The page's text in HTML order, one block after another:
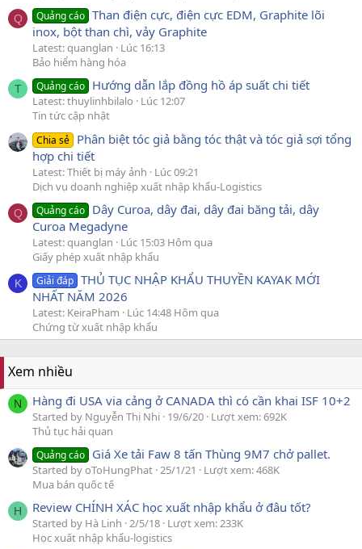
Q Quảng cáo Than điện cực, điện cực EDM, Graphite lõi
inox, bột than chì, vảy Graphite
Latest: quanglan
Lúc 16:13
Bảo hiểm hàng hóa
T Quảng cáo Hướng dẫn lắp đồng hồ áp suất chi tiết
Latest: thuylinhbilalo
Lúc 12:07
Tin tức cập nhật
Chia sẻ Phân biệt tóc giả bằng tóc thật và tóc giả sợi tổng
hợp chi tiết
Latest: Thiết bị máy ảnh
Lúc 09:21
Dịch vụ doanh nghiệp xuất nhập khẩu-Logistics
Q Quảng cáo Dây Curoa, dây đai, dây đai băng tải, dây
Curoa Megadyne
Latest: quanglan
Lúc 15:03 Hôm qua
Giấy phép xuất nhập khẩu
K Giải đáp THỦ TỤC NHẬP KHẨU THUYỀN KAYAK MỚI
NHẤT NĂM 2026
Latest: KeiraPham
Lúc 14:48 Hôm qua
Chứng từ xuất nhập khẩu
Xem nhiều
N Hàng đi USA via cảng ở CANADA thì có cần khai ISF 10+2
Started by Nguyễn Thị Nhi 19/6/20 Lượt xem: 692K
Thủ tục hải quan
Quảng cáo Giá Xe tải Faw 8 tấn Thùng 9M7 chở pallet.
Started by oToHungPhat 25/1/21
Lượt xem: 468K
Mua bán quốc tế
H Review CHÍNH XÁC học xuất nhập khẩu ở đâu tốt?
Started by Hà Linh 2/5/18 Lượt xem: 233K
Học xuất nhập khẩu-logistics